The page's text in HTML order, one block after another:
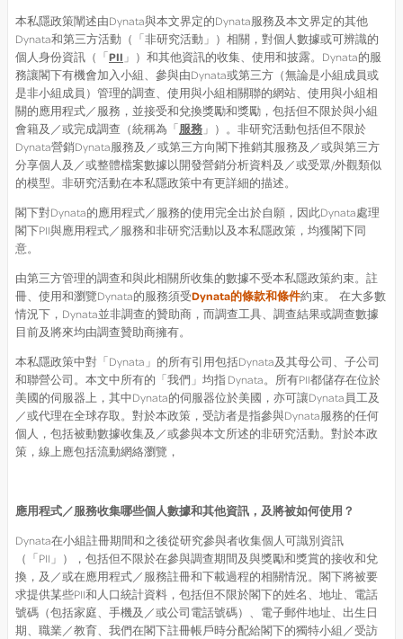
本私隱政策闡述由Dynata與本文界定的Dynata服務及本文界定的其他
Dynata和第三方活動（「非研究活動」）相關，對個人數據或可辨識的
個人身份資訊（「PII 」）和其他資訊的收集、使用和披露。Dynata的服
務讓閣下有機會加入小組、參與由Dynata或第三方（無論是小組成員或
是非小組成員）管理的調查、使用與小組相關聯的網站、使用與小組相
關的應用程式／服務，並接受和兌換獎勵和獎勵，包括但不限於與小組
會籍及／或完成調查（統稱為「服務 」）。非研究活動包括但不限於
Dynata營銷Dynata服務及／或第三方向閣下推銷其服務及／或與第三方
分享個人及／或整體檔案數據以開發營銷分析資料及／或受眾/外觀類似
的模型。非研究活動在本私隱政策中有更詳細的描述。
閣下對Dynata的應用程式／服務的使用完全出於自願，因此Dynata處理
閣下PII與應用程式／服務和非研究活動以及本私隱政策，均獲閣下同
意。
由第三方管理的調查和與此相關所收集的數據不受本私隱政策約束。註
冊、使用和瀏覽Dynata的服務須受Dynata的條款和條件約束。 在大多數
情況下，Dynata並非調查的贊助商，而調查工具、調查結果或調查數據
目前及將來均由調查贊助商擁有。
本私隱政策中對「Dynata」的所有引用包括Dynata及其母公司、子公司
和聯營公司。本文中所有的「我們」均指 Dynata。所有PII都儲存在位於
美國的伺服器上，其中Dynata的伺服器位於美國，亦可讓Dynata員工及
／或代理在全球存取。對於本政策，受訪者是指參與Dynata服務的任何
個人，包括被動數據收集及／或參與本文所述的非研究活動。對於本政
策，線上應包括流動網絡瀏覽，
應用程式／服務收集哪些個人數據和其他資訊，及將被如何使用？
Dynata在小組註冊期間和之後從研究參與者收集個人可識別資訊
（「PII」），包括但不限於在參與調查期間及與獎勵和獎賞的接收和兌
換，及／或在應用程式／服務註冊和下載過程的相關情況。閣下將被要
求提供某些PII和人口統計資料，包括但不限於閣下的姓名、地址、電話
號碼（包括家庭、手機及／或公司電話號碼）、電子郵件地址、出生日
期、職業／教育、我們在閣下註冊帳戶時分配給閣下的獨特小組／受訪